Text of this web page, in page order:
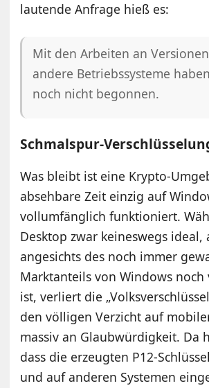
lautende Anfrage hieß es:
Mit den Arbeiten an
andere Betriebssysteme
noch nicht begonnen.
Schmalspur-
Was bleibt ist eine Krypto-
absehbare Zeit einzig auf
vollumfänglich funktioniert.
Desktop zwar keineswegs ideal,
angesichts des noch immer
Marktanteils von Windows
ist, verliert die
den völligen Verzicht auf
massiv an Glaubwürdigkeit. Da
dass die erzeugten P12-
und auf anderen Systemen